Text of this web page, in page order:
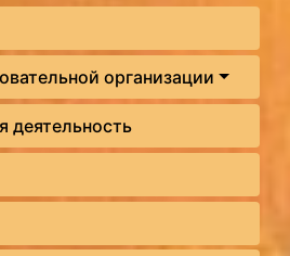
организации
деятельность